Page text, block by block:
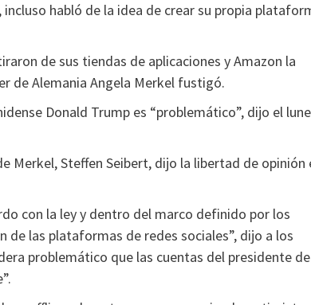
habló de la idea de crear su propia
de sus tiendas de aplicaciones y Amazon la
de Alemania Angela Merkel fustigó.
Donald Trump es “problemático”, dijo el
Merkel, Steffen Seibert, dijo la libertad de opinión
con la ley y dentro del marco definido por los
las plataformas de redes sociales”, dijo a los
problemático que las cuentas del presidente de